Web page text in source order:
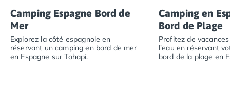
Camping Espagne Bord de
Mer
Explorez la côté espagnole en
réservant un camping en bord de mer
en Espagne sur Tohapi.
Camping en
Bord de Plage
Profitez de
l'eau en réservant
bord de la plage en